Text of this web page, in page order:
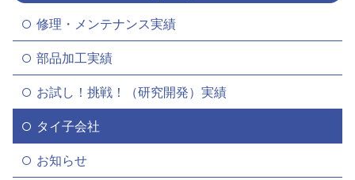
修理・メンテナンス実績
部品加工実績
お試し！挑戦！（研究開発）実績
タイ子会社
お知らせ